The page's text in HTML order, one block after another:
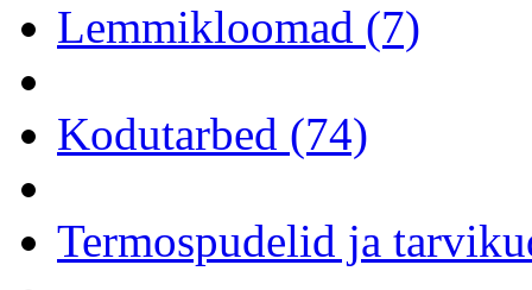
Lemmikloomad (7)
Kodutarbed (74)
Termospudelid ja